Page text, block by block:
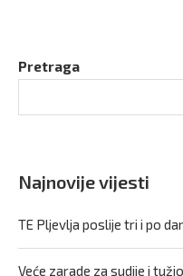
Pretraga
Najnovije vijesti
TE Pljevlja poslije tri i po
Veće zarade za sudije i